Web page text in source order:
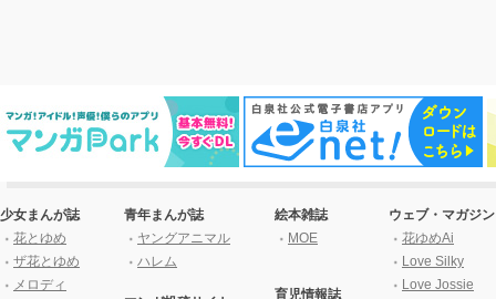
少女まんが誌
花とゆめ
ザ花とゆめ
メロディ
青年まんが誌
ヤングアニマル
ハレム
絵本雑誌
MOE
育児情報誌
ウェブ・マガジン
花ゆめAi
Love Silky
Love Jossie